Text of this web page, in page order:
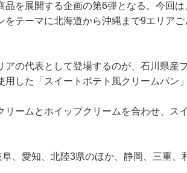
品を展開する企画の第6弾となる。今回は
をテーマに北海道から沖縄まで9エリアご
の代表として登場するのが、石川県産
した「スイートポテト風クリームパン」
リームとホイップクリームを合わせ、ス
、愛知、北陸3県のほか、静岡、三重、